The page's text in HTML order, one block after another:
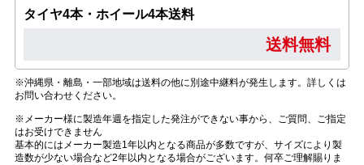
タイヤ4本・ホイール4本送料
送料無料
※沖縄県・離島・一部地域は送料の他に別途中継料が発生します。詳しくは
お問い合わせください。
※メーカー様に製造年週を指定した発注ができない事から、ご質問、ご指定
はお受けできません
基本的にはメーカー製造1年以内となる商品が多数ですが、サイズにより製
造数が少ない場合など2年以内となる場合がございます。何卒ご理解賜りま